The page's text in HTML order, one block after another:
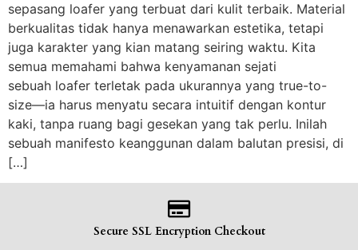
sepasang loafer yang terbuat dari kulit terbaik. Material
berkualitas tidak hanya menawarkan estetika, tetapi
juga karakter yang kian matang seiring waktu. Kita
semua memahami bahwa kenyamanan sejati
sebuah loafer terletak pada ukurannya yang true-to-
size—ia harus menyatu secara intuitif dengan kontur
kaki, tanpa ruang bagi gesekan yang tak perlu. Inilah
sebuah manifesto keanggunan dalam balutan presisi, di
[…]
Secure SSL Encryption Checkout